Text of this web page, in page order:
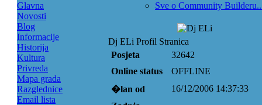
Glavna
Novosti
Blog
Informacije
Historija
Kultura
Privreda
Mapa grada
Razglednice
Email lista
Sve o Community
Dj ELi Profil Stranica
Posjeta
32642
Online status
OFFLINE
�lan od
16/12/2006 14:37:33